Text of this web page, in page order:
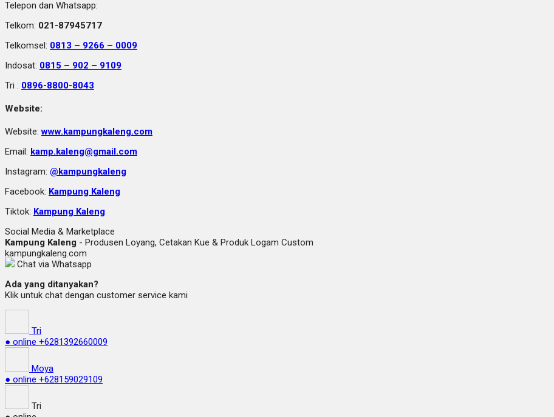
Telepon dan Whatsapp:
Telkom: 021-87945717
Telkomsel: 0813 – 9266 – 0009
Indosat: 0815 – 902 – 9109
Tri : 0896-8800-8043
Website:
Website:www.kampungkaleng.com
Email: kamp.kaleng@gmail.com
Instagram: @kampungkaleng
Facebook: Kampung Kaleng
Tiktok: Kampung Kaleng
Social Media & Marketplace
Kampung Kaleng - Produsen Loyang, Cetakan Kue & Produk Logam Custom
kampungkaleng.com
Chat via Whatsapp
Ada yang ditanyakan?
Klik untuk chat dengan customer service kami
Tri
● online +6281392660009
Moya
● online +628159029109
Tri